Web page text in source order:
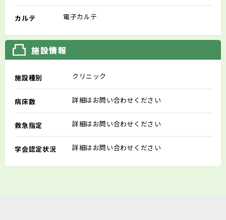
カルテ 電子カルテ
施設情報
施設種別 クリニック
病床数 詳細はお問い合わせください
救急指定 詳細はお問い合わせください
学会認定状況 詳細はお問い合わせください